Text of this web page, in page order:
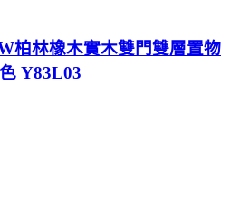
柏林橡木實木雙門雙層置物
Y83L03